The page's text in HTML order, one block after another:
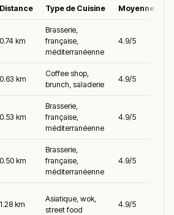
Distance Type de Cuisine Moyenne
0.74 km
Brasserie,
française,
méditerranéenne
4.9/5
0.63 km
Coffee shop,
brunch, saladerie
4.9/5
0.53 km
Brasserie,
française,
méditerranéenne
4.9/5
0.50 km
Brasserie,
française,
méditerranéenne
4.9/5
1.28 km
Asiatique, wok,
street food
4.9/5